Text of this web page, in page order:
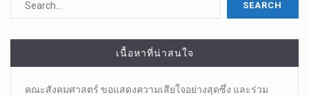
เนื้อหาที่น่าสนใจ
คณะสังคมศาสตร์ ขอแสดงความเสียใจอย่างสุดซึ่ง และร่วม